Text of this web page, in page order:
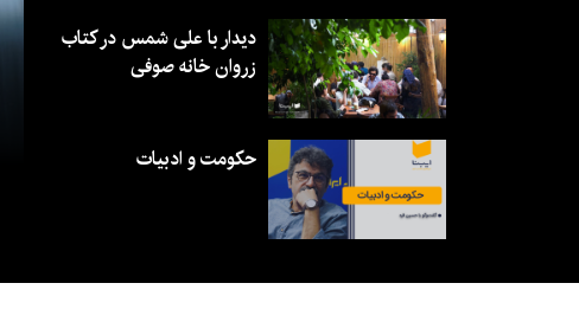
دیدار با علی شمس در کتاب
زروان خانه صوفی
حکومت و ادبیات